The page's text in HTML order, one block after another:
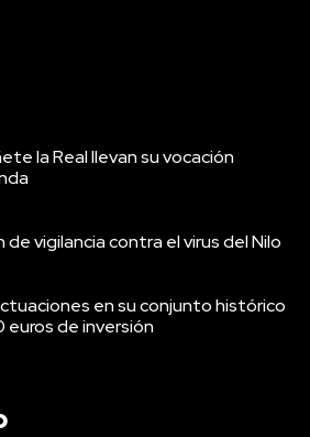
la Real llevan su vocación
de vigilancia contra el virus del Nilo
en su conjunto histórico
de inversión